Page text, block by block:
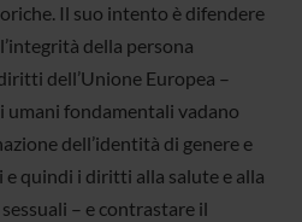
Il suo intento è difendere
della persona
dell’Unione Europea –
fondamentali vadano
dell’identità di genere e
e quindi i diritti alla salute e alla
– e contrastare il